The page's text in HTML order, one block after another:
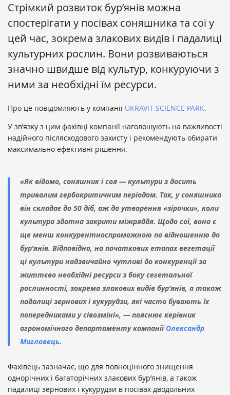
Стрімкий розвиток бур’янів можна
спостерігати у поcівах соняшника та сої у
цей час, зокрема злакових видів і падалиці
культурних рослин. Вони розвиваються
значно швидше від культур, конкуруючи з
ними за необхідні їм ресурси.
Про це повідомляють у компанії UKRAVIT SCIENCE PARK.
У зв’язку з цим фахівці компанії наголошують на важливості
надійного післясходового захисту і рекомендують обирати
максимально ефективні рішення.
«Як відомо, соняшник і соя — культури з досить
тривалим гербокритичним періодом. Так, у соняшника
він складає до 50 діб, аж до утворення «зірочки», коли
культура здатна закрити міжряддя. Щодо сої, вона є
ще менш конкурентноспроможною по відношенню до
бур’янів. Відповідно, на початкових етапах вегетації
ці культури надзвичайно чутливі до конкуренції за
життєво необхідні ресурси з боку сегетальної
рослинності, зокрема злакових видів бур’янів, а також
падалиці зернових і кукурудзи, які часто бувають їх
попередниками у сівозміні», — пояснює керівник
агрономічного департаменту компаніїОлександр
Мигловець.
Фахівець зазначає, що для повноцінного знищення
однорічних і багаторічних злакових бур’янів, а також
падалиці зернових і кукурудзи в посівах дводольних